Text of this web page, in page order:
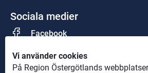
Vi använder cookies
På Region Östergötlands
Sociala medier
Facebook